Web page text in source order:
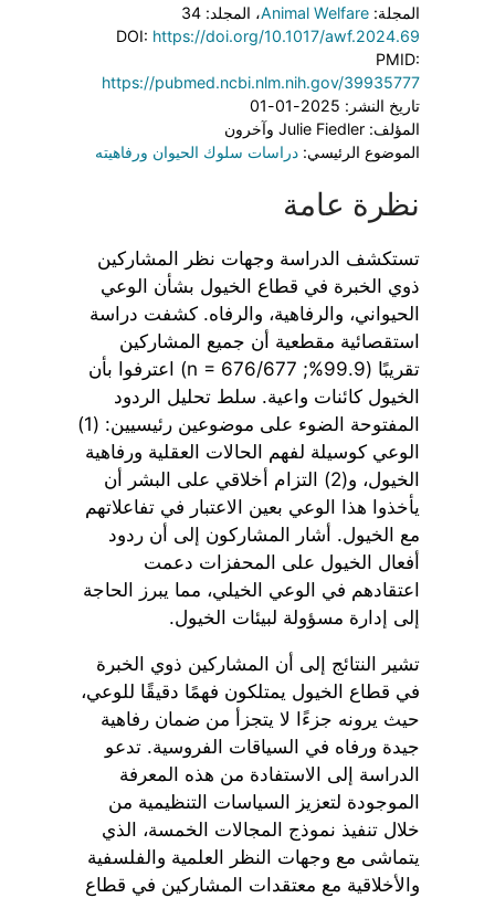
المجلة: Animal Welfare، المجلد: 34
DOI: https://doi.org/10.1017/awf.2024.69
PMID:
https://pubmed.ncbi.nlm.nih.gov/39935777
تاريخ النشر: 2025-01-01
المؤلف: Julie Fiedler وآخرون
الموضوع الرئيسي: دراسات سلوك الحيوان ورفاهيته
نظرة عامة
تستكشف الدراسة وجهات نظر المشاركين
ذوي الخبرة في قطاع الخيول بشأن الوعي
الحيواني، والرفاهية، والرفاه. كشفت دراسة
استقصائية مقطعية أن جميع المشاركين
تقريبًا (99.9%; n = 676/677) اعترفوا بأن
الخيول كائنات واعية. سلط تحليل الردود
المفتوحة الضوء على موضوعين رئيسيين: (1)
الوعي كوسيلة لفهم الحالات العقلية ورفاهية
الخيول، و(2) التزام أخلاقي على البشر أن
يأخذوا هذا الوعي بعين الاعتبار في تفاعلاتهم
مع الخيول. أشار المشاركون إلى أن ردود
أفعال الخيول على المحفزات دعمت
اعتقادهم في الوعي الخيلي، مما يبرز الحاجة
إلى إدارة مسؤولة لبيئات الخيول.
تشير النتائج إلى أن المشاركين ذوي الخبرة
في قطاع الخيول يمتلكون فهمًا دقيقًا للوعي،
حيث يرونه جزءًا لا يتجزأ من ضمان رفاهية
جيدة ورفاه في السياقات الفروسية. تدعو
الدراسة إلى الاستفادة من هذه المعرفة
الموجودة لتعزيز السياسات التنظيمية من
خلال تنفيذ نموذج المجالات الخمسة، الذي
يتماشى مع وجهات النظر العلمية والفلسفية
والأخلاقية مع معتقدات المشاركين في قطاع